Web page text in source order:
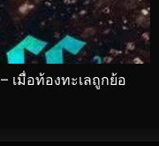
เมื่อท้องทะเลถูกย้อ